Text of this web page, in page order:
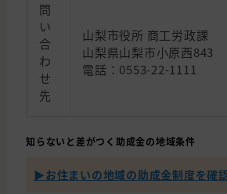
問
い
合
わ
せ
先
山梨市役所 商工労政課
山梨県山梨市小原西843
電話：0553-22-1111
知らないと差がつく助成金の地域条件
▶︎お住まいの地域の助成金制度を確